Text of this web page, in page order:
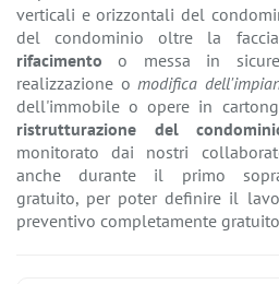
verticali e orizzontali del
del condominio oltre la
rifacimento o messa in
realizzazione omodifica
dell'immobile o opere in
ristrutturazione del
monitorato dai nostri
anche durante il primo
gratuito, per poter definire il
preventivo completamente